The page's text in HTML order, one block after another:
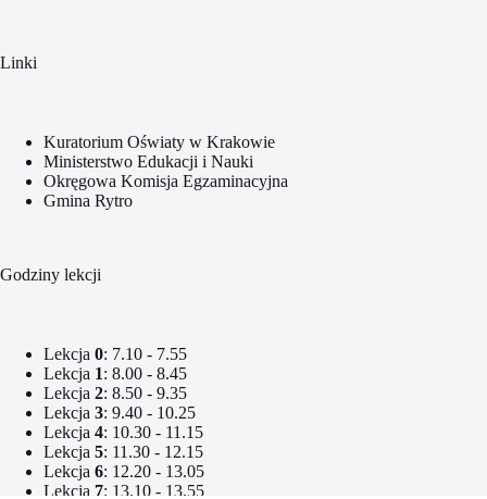
Linki
Kuratorium Oświaty w Krakowie
Ministerstwo Edukacji i Nauki
Okręgowa Komisja Egzaminacyjna
Gmina Rytro
Godziny lekcji
Lekcja 0: 7.10 - 7.55
Lekcja 1: 8.00 - 8.45
Lekcja 2: 8.50 - 9.35
Lekcja 3: 9.40 - 10.25
Lekcja 4: 10.30 - 11.15
Lekcja 5: 11.30 - 12.15
Lekcja 6: 12.20 - 13.05
Lekcja 7: 13.10 - 13.55